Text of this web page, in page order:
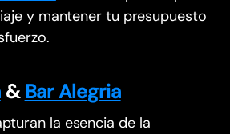
y mantener tu presupuesto
&Bar Alegria
la esencia de la